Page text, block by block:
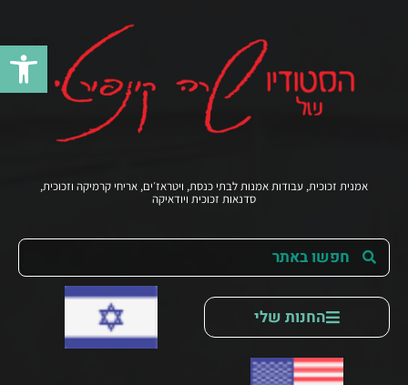
פתח
אמנית זכוכית, עבודות אמנות לבתי כנסת, ויטראז׳ים, אריחי קרמיקה וזכוכית,
סדנאות זכוכית ויודאיקה
החנות שלי